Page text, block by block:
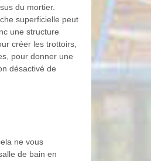
du mortier.
superficielle peut
une structure
créer les trottoirs,
pour donner une
désactivé de
ne vous
de bain en